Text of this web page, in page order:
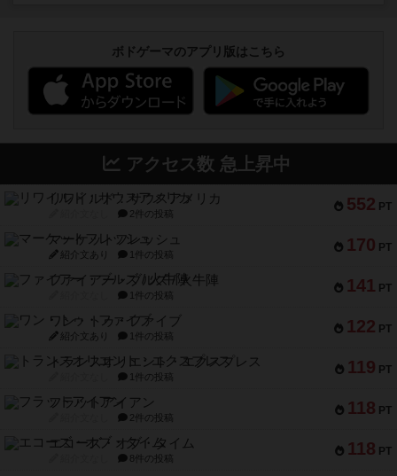
ボドゲーマのアプリ版はこちら
アクセス数 急上昇中
552 PT
リワイルド：サウスアメリカ
2件の投稿
170 PT
マーケットフレッシュ
紹介文あり 1件の投稿
141 PT
ファイアー・ブルズ / 火牛陣
1件の投稿
122 PT
ワン・トゥ・ファイブ
紹介文あり 1件の投稿
119 PT
トランスオリエント・エクスプレス
1件の投稿
118 PT
フラットアイアン
2件の投稿
118 PT
エコーズ・オブ・タイム
8件の投稿